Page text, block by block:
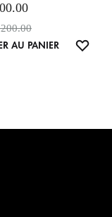
AU PANIER